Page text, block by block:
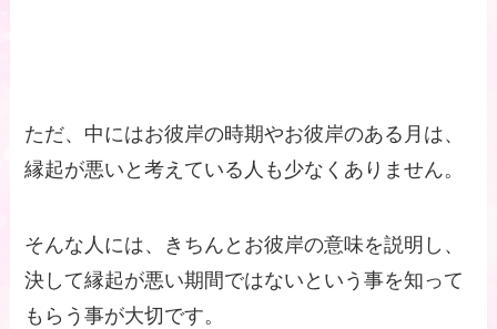
ただ、中にはお彼岸の時期やお彼岸のある月は、
縁起が悪いと考えている人も少なくありません。
そんな人には、きちんとお彼岸の意味を説明し、
決して縁起が悪い期間ではないという事を知って
もらう事が大切です。